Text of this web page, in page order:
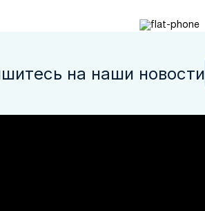
на наши новости